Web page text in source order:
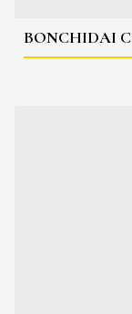
BONCHIDAI